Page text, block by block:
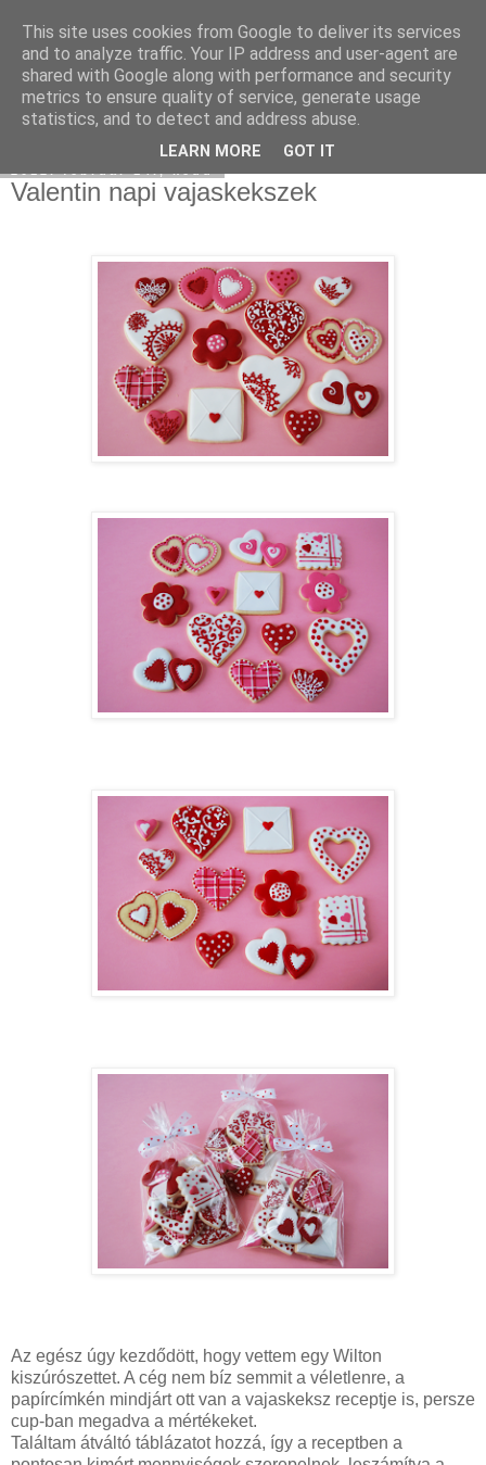
Moha Konyha
Valentin napi vajaskekszek
Az egész úgy kezdődött, hogy vettem egy Wilton
kiszúrószettet. A cég nem bíz semmit a véletlenre, a
papírcímkén mindjárt ott van a vajaskeksz receptje is, persze
cup-ban megadva a mértékeket.
Találtam átváltó táblázatot hozzá, így a receptben a
This site uses cookies from Google to deliver its services
and to analyze traffic. Your IP address and user-agent are
shared with Google along with performance and security
metrics to ensure quality of service, generate usage
statistics, and to detect and address abuse.
LEARN MORE GOT IT